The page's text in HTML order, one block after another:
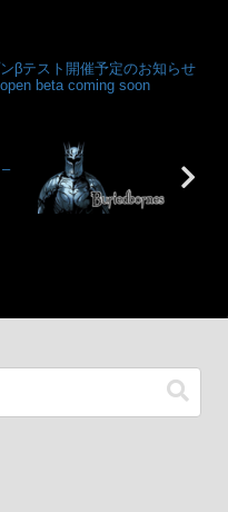
βテスト開催予定のお知らせ
beta coming soon